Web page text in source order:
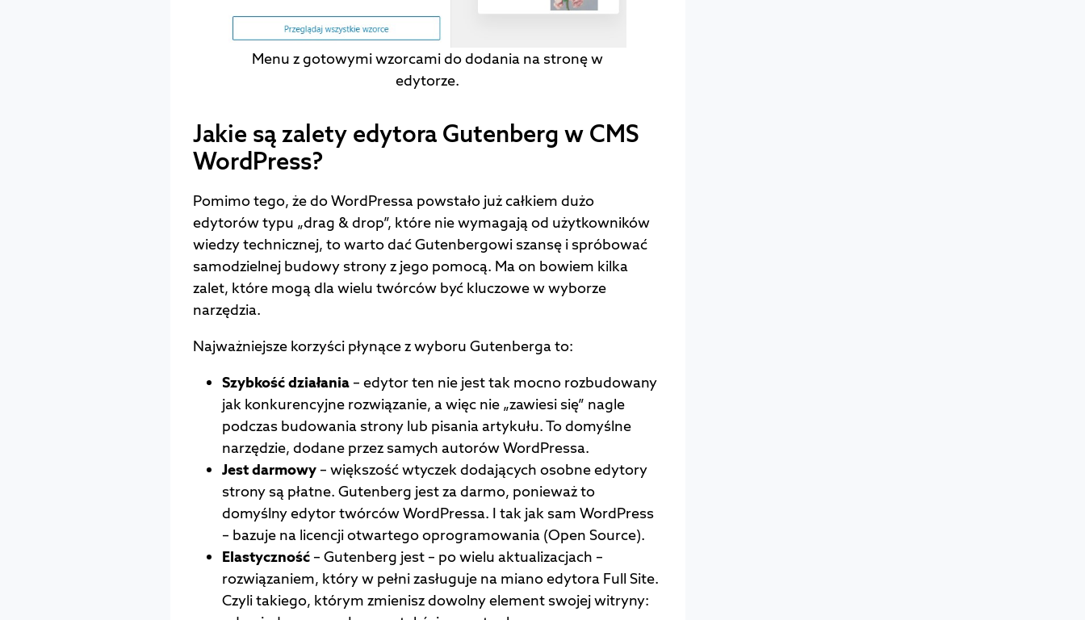
Menu z gotowymi wzorcami do dodania na stronę w
edytorze.
Jakie są zalety edytora Gutenberg w CMS
WordPress?
Pomimo tego, że do WordPressa powstało już całkiem dużo
edytorów typu „drag & drop”, które nie wymagają od użytkowników
wiedzy technicznej, to warto dać Gutenbergowi szansę i spróbować
samodzielnej budowy strony z jego pomocą. Ma on bowiem kilka
zalet, które mogą dla wielu twórców być kluczowe w wyborze
narzędzia.
Najważniejsze korzyści płynące z wyboru Gutenberga to:
Szybkość działania – edytor ten nie jest tak mocno rozbudowany
jak konkurencyjne rozwiązanie, a więc nie „zawiesi się” nagle
podczas budowania strony lub pisania artykułu. To domyślne
narzędzie, dodane przez samych autorów WordPressa.
Jest darmowy – większość wtyczek dodających osobne edytory
strony są płatne. Gutenberg jest za darmo, ponieważ to
domyślny edytor twórców WordPressa. I tak jak sam WordPress
– bazuje na licencji otwartego oprogramowania (Open Source).
Elastyczność – Gutenberg jest – po wielu aktualizacjach –
rozwiązaniem, który w pełni zasługuje na miano edytora Full Site.
Czyli takiego, którym zmienisz dowolny element swojej witryny: